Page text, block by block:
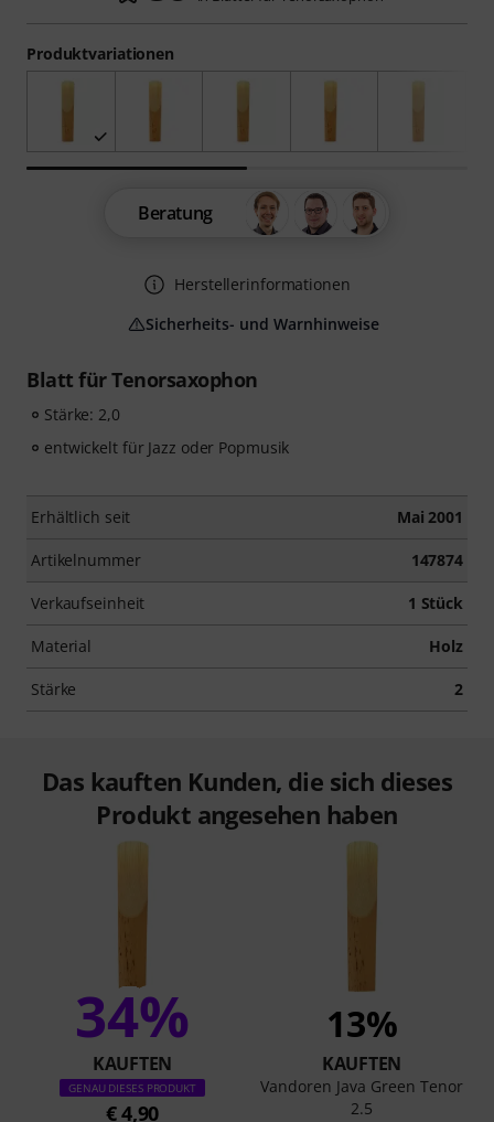
Blatt für Tenorsaxophon
Stärke: 2,0
entwickelt für Jazz oder Popmusik
Erhältlich seit Mai 2001
Artikelnummer 147874
Verkaufseinheit 1 Stück
Material Holz
Stärke 2
Produktvariationen
Beratung
Herstellerinformationen
Sicherheits- und Warnhinweise
Das kauften Kunden, die sich dieses
Produkt angesehen haben
34%
KAUFTEN
GENAU DIESES PRODUKT
€ 4,90
13%
KAUFTEN
Vandoren Java Green Tenor
2.5